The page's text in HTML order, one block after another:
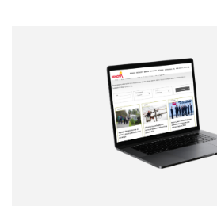
Correo electrónico
Tipo de comentario